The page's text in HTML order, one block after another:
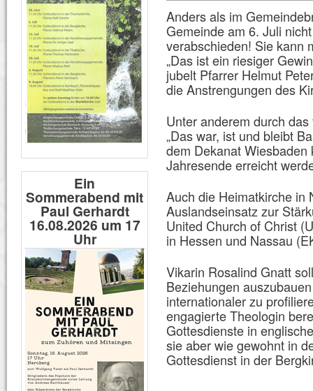
Anders als im
Gemeinde am 6. Juli
verabschieden! Sie kann
„Das ist ein riesiger
jubelt Pfarrer Helmut
die Anstrengungen des
Unter anderem durch
„Das war, ist und bleibt
dem Dekanat
Jahresende erreicht
Auch die Heimatkirche in
Auslandseinsatz zur
United Church of Christ
in Hessen und Nassau
Vikarin Rosalind Gnatt
Beziehungen
internationaler zu
engagierte Theologin
Gottesdienste in
sie aber wie gewohnt in
Gottesdienst in der
Ein
Sommerabend mit
Paul Gerhardt
16.08.2026 um 17
Uhr